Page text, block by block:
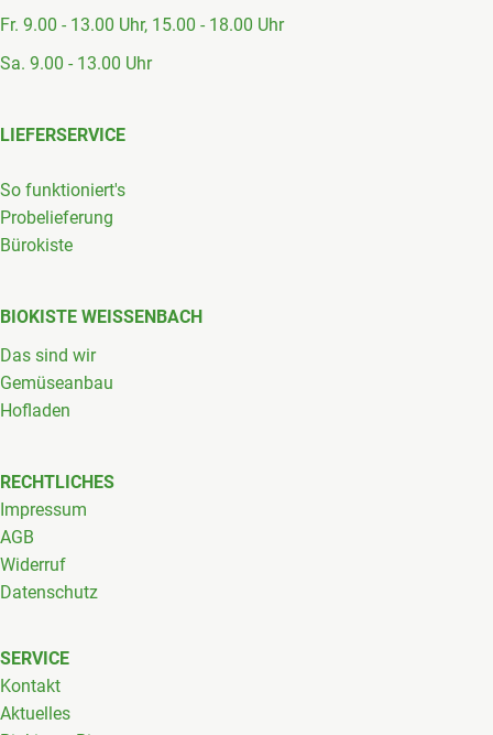
Fr. 9.00 - 13.00 Uhr, 15.00 - 18.00 Uhr
Sa. 9.00 - 13.00 Uhr
LIEFERSERVICE
So funktioniert's
Probelieferung
Bürokiste
BIOKISTE WEISSENBACH
Das sind wir
Gemüseanbau
Hofladen
RECHTLICHES
Impressum
AGB
Widerruf
Datenschutz
SERVICE
Kontakt
Aktuelles